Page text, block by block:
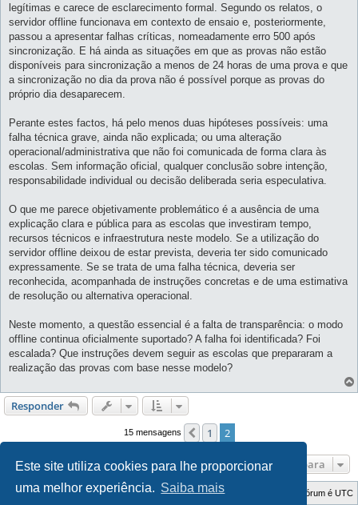
Este site utiliza cookies para lhe proporcionar
uma melhor experiência. Saiba mais
legítimas e carece de esclarecimento formal. Segundo os relatos, o
servidor offline funcionava em contexto de ensaio e, posteriormente,
passou a apresentar falhas críticas, nomeadamente erro 500 após
sincronização. E há ainda as situações em que as provas não estão
disponíveis para sincronização a menos de 24 horas de uma prova e que
a sincronização no dia da prova não é possível porque as provas do
próprio dia desaparecem.
Perante estes factos, há pelo menos duas hipóteses possíveis: uma
falha técnica grave, ainda não explicada; ou uma alteração
operacional/administrativa que não foi comunicada de forma clara às
escolas. Sem informação oficial, qualquer conclusão sobre intenção,
responsabilidade individual ou decisão deliberada seria especulativa.
O que me parece objetivamente problemático é a ausência de uma
explicação clara e pública para as escolas que investiram tempo,
recursos técnicos e infraestrutura neste modelo. Se a utilização do
servidor offline deixou de estar prevista, deveria ter sido comunicado
expressamente. Se se trata de uma falha técnica, deveria ser
reconhecida, acompanhada de instruções concretas e de uma estimativa
de resolução ou alternativa operacional.
Neste momento, a questão essencial é a falta de transparência: o modo
offline continua oficialmente suportado? A falha foi identificada? Foi
escalada? Que instruções devem seguir as escolas que prepararam a
realização das provas com base nesse modelo?
Responder
15 mensagens Anterior
1 2
Ir para
Índice do Fórum O Fuso Horário do Fórum é UTC